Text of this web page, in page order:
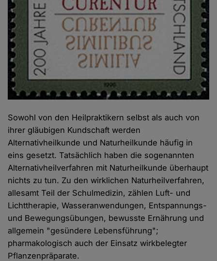
Sowohl von den Heilpraktikern selbst als auch von
ihrer gläubigen Kundschaft werden
Alternativheilkunde und Naturheilkunde häufig in
eins gesetzt. Tatsächlich haben die sogenannten
Alternativheilverfahren mit Naturheilkunde überhaupt
nichts zu tun. Zu den wirklichen Naturheilverfahren,
allesamt Teil der Schulmedizin, zählen Luft- und
Lichttherapie, Wasseranwendungen, Entspannungs-
und Bewegungsübungen, bewusste Ernährung und
allgemein "gesündere Lebensführung";
pharmakologisch auch der Einsatz wirkbelegter
Pflanzenpräparate.